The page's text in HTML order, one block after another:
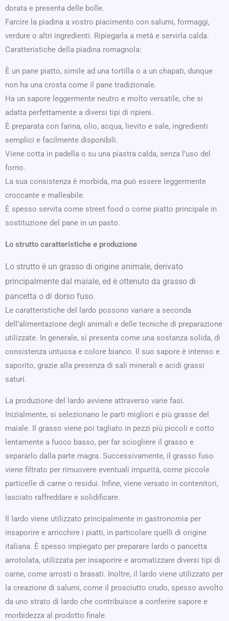
dorata e presenta delle bolle.
Farcire la piadina a vostro piacimento con salumi, formaggi,
verdure o altri ingredienti. Ripiegarla a metà e servirla calda.
Caratteristiche della piadina romagnola:
È un pane piatto, simile ad una tortilla o a un chapati, dunque
non ha una crosta come il pane tradizionale.
Ha un sapore leggermente neutro e molto versatile, che si
adatta perfettamente a diversi tipi di ripieni.
È preparata con farina, olio, acqua, lievito e sale, ingredienti
semplici e facilmente disponibili.
Viene cotta in padella o su una piastra calda, senza l’uso del
forno.
La sua consistenza è morbida, ma può essere leggermente
croccante e malleabile.
È spesso servita come street food o come piatto principale in
sostituzione del pane in un pasto.
Lo strutto caratteristiche e produzione
Lo strutto è un grasso di origine animale, derivato
principalmente dal maiale, ed è ottenuto da grasso di
pancetta o di dorso fuso.
Le caratteristiche del lardo possono variare a seconda
dell’alimentazione degli animali e delle tecniche di preparazione
utilizzate. In generale, si presenta come una sostanza solida, di
consistenza untuosa e colore bianco. Il suo sapore è intenso e
saporito, grazie alla presenza di sali minerali e acidi grassi
saturi.
La produzione del lardo avviene attraverso varie fasi.
Inizialmente, si selezionano le parti migliori e più grasse del
maiale. Il grasso viene poi tagliato in pezzi più piccoli e cotto
lentamente a fuoco basso, per far sciogliere il grasso e
separarlo dalla parte magra. Successivamente, il grasso fuso
viene filtrato per rimuovere eventuali impurità, come piccole
particelle di carne o residui. Infine, viene versato in contenitori,
lasciato raffreddare e solidificare.
Il lardo viene utilizzato principalmente in gastronomia per
insaporire e arricchire i piatti, in particolare quelli di origine
italiana. È spesso impiegato per preparare lardo o pancetta
arrotolata, utilizzata per insaporire e aromatizzare diversi tipi di
carne, come arrosti o brasati. Inoltre, il lardo viene utilizzato per
la creazione di salumi, come il prosciutto crudo, spesso avvolto
da uno strato di lardo che contribuisce a conferire sapore e
morbidezza al prodotto finale.